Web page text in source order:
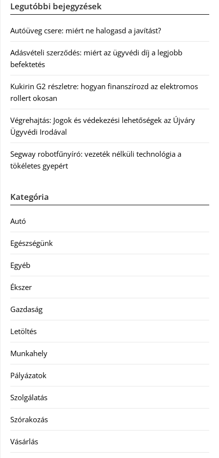
Legutóbbi bejegyzések
Autóüveg csere: miért ne halogasd a javítást?
Adásvételi szerződés: miért az ügyvédi díj a legjobb
befektetés
Kukirin G2 részletre: hogyan finanszírozd az elektromos
rollert okosan
Végrehajtás: Jogok és védekezési lehetőségek az Újváry
Ügyvédi Irodával
Segway robotfűnyíró: vezeték nélküli technológia a
tökéletes gyepért
Kategória
Autó
Egészségünk
Egyéb
Ékszer
Gazdaság
Letöltés
Munkahely
Pályázatok
Szolgálatás
Szórakozás
Vásárlás